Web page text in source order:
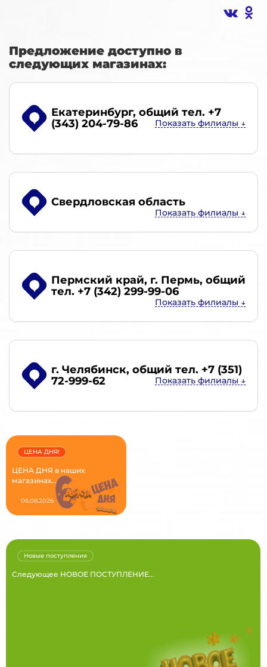
Предложение доступно в
следующих магазинах:
Екатеринбург, общий тел. +7
(343) 204-79-86
Свердловская область
Пермский край, г. Пермь, общий
тел. +7 (342) 299-99-06
г. Челябинск, общий тел. +7 (351)
72-999-62
ЦЕНА ДНЯ в наших
магазинах...
ЦЕНА ДНЯ!
06.08.2026
Следующее НОВОЕ ПОСТУПЛЕНИЕ...
Новые поступления